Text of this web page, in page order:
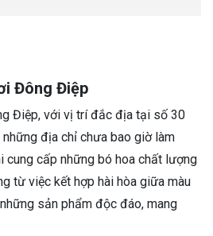
Đông Điệp
Điệp, với vị trí đắc địa tại số 30
địa chỉ chưa bao giờ làm
cung cấp những bó hoa chất lượng
từ việc kết hợp hài hòa giữa màu
sản phẩm độc đáo, mang